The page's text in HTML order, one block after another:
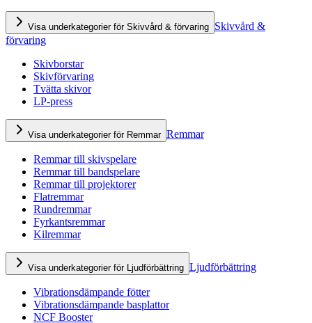
Visa underkategorier för Skivvård & förvaring Skivvård &
förvaring
Skivborstar
Skivförvaring
Tvätta skivor
LP-press
Visa underkategorier för Remmar Remmar
Remmar till skivspelare
Remmar till bandspelare
Remmar till projektorer
Flatremmar
Rundremmar
Fyrkantsremmar
Kilremmar
Visa underkategorier för Ljudförbättring Ljudförbättring
Vibrationsdämpande fötter
Vibrationsdämpande basplattor
NCF Booster